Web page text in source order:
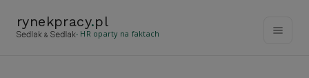
rynekpracy.pl
- HR oparty na faktach